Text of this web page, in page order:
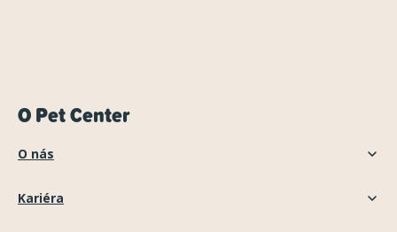
O Pet Center
O nás
Kariéra